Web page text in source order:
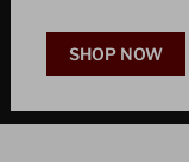
SHOP NOW